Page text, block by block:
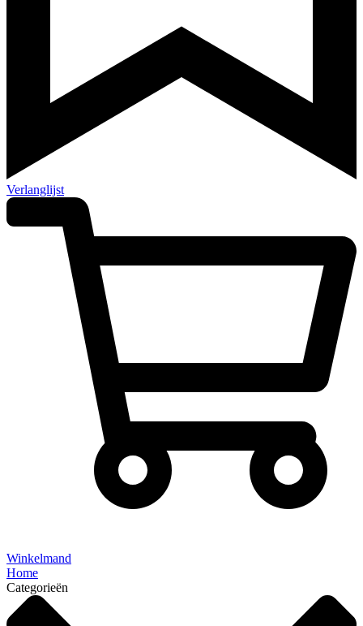
Verlanglijst
Winkelmand
Home
Categorieën